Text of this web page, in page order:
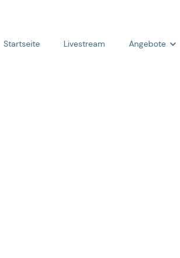
Startseite Livestream Angebote